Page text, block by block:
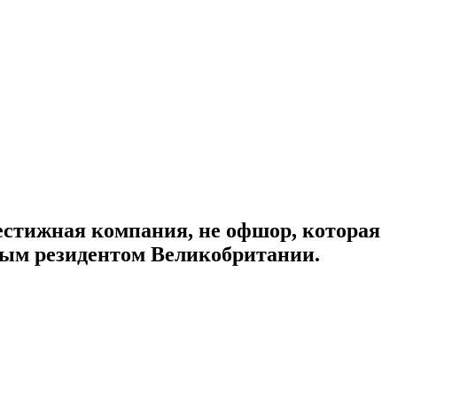
компания, не офшор, которая
резидентом Великобритании.